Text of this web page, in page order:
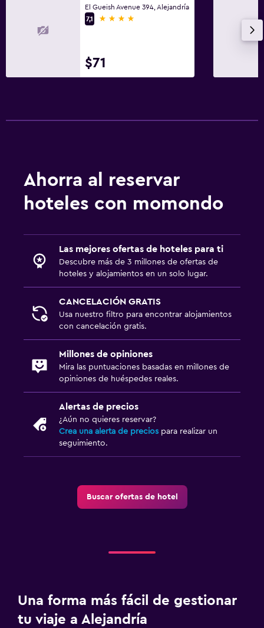
El Gueish Avenue 394, Alejandría
7,1
4 estrellas
$71
Ahorra al reservar
hoteles con momondo
Las mejores ofertas de hoteles para ti
Descubre más de 3 millones de ofertas de
hoteles y alojamientos en un solo lugar.
CANCELACIÓN GRATIS
Usa nuestro filtro para encontrar alojamientos
con cancelación gratis.
Millones de opiniones
Mira las puntuaciones basadas en millones de
opiniones de huéspedes reales.
Alertas de precios
¿Aún no quieres reservar?
Crea una alerta de precios para realizar un
seguimiento.
Buscar ofertas de hotel
Una forma más fácil de gestionar
tu viaje a Alejandría